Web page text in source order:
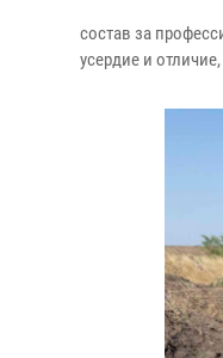
состав за
усердие и